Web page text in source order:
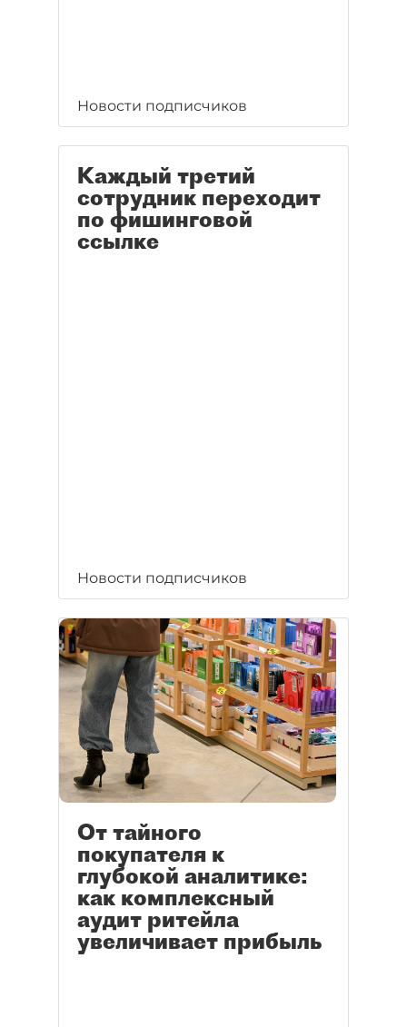
Новости подписчиков
Каждый третий
сотрудник переходит
по фишинговой
ссылке
Новости подписчиков
От тайного
покупателя к
глубокой аналитике:
как комплексный
аудит ритейла
увеличивает прибыль